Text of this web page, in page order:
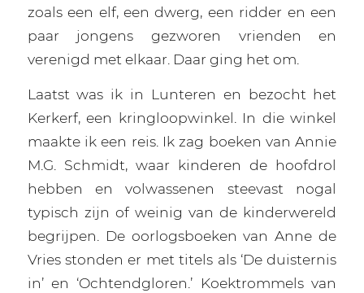
zoals een elf, een dwerg, een ridder en een
paar jongens gezworen vrienden en
verenigd met elkaar. Daar ging het om.
Laatst was ik in Lunteren en bezocht het
Kerkerf, een kringloopwinkel. In die winkel
maakte ik een reis. Ik zag boeken van Annie
M.G. Schmidt, waar kinderen de hoofdrol
hebben en volwassenen steevast nogal
typisch zijn of weinig van de kinderwereld
begrijpen. De oorlogsboeken van Anne de
Vries stonden er met titels als ‘De duisternis
in’ en ‘Ochtendgloren.’ Koektrommels van